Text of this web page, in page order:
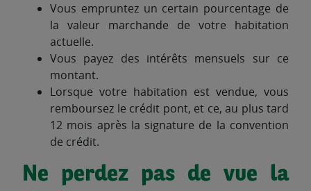
Vous empruntez un certain pourcentage de
la valeur marchande de votre habitation
actuelle.
Vous payez des intérêts mensuels sur ce
montant.
Lorsque votre habitation est vendue, vous
remboursez le crédit pont, et ce, au plus tard
12 mois après la signature de la convention
de crédit.
Ne perdez pas de vue la